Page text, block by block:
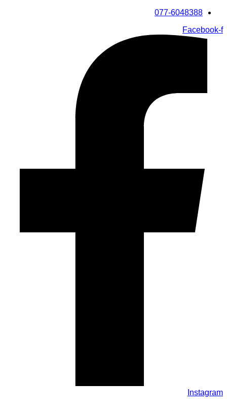
077-6048388
Facebook-f
Instagram